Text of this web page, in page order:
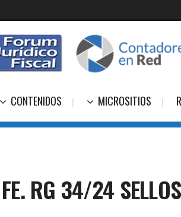
CONTENIDOS MICROSITIOS
RG 34/24